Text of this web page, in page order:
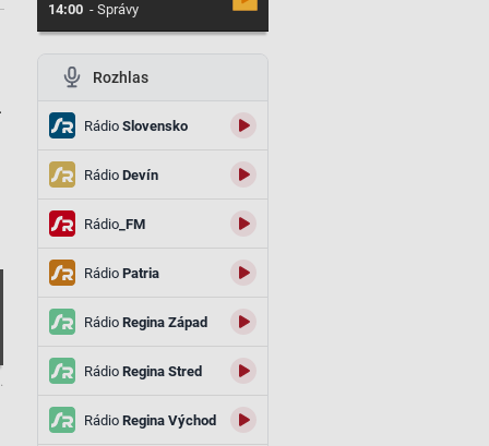
14:00 - Správy
Rozhlas
RádioSlovensko
RádioDevín
Rádio_FM
RádioPatria
RádioRegina Západ
RádioRegina Stred
RádioRegina Východ